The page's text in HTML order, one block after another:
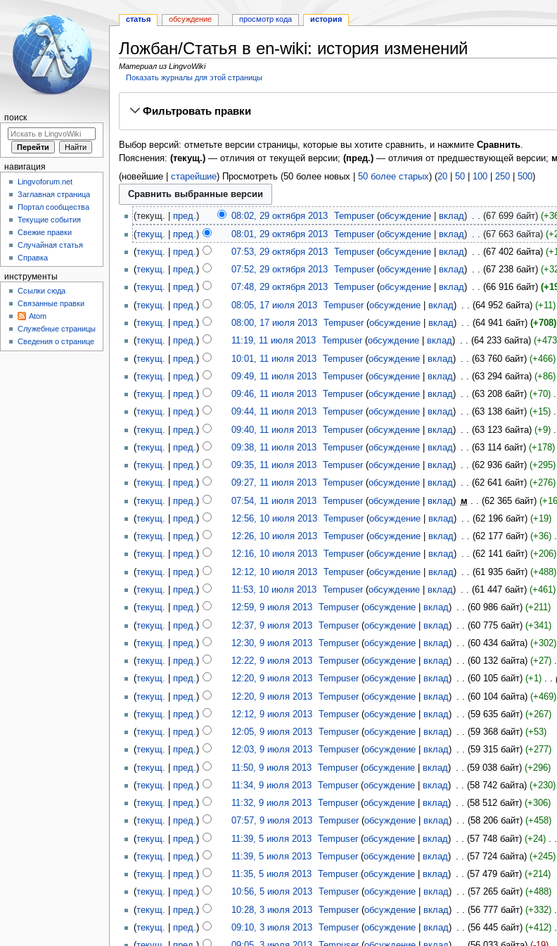
Ложбан/Статья в en-wiki: история изменений
Материал из LingvoWiki
Показать журналы для этой страницы
Фильтровать правки
Выбор версий: отметьте версии страницы, которые вы хотите сравнить, и нажмите Сравнить.
Пояснения: (текущ.)— отличия от текущей версии; (пред.)— отличия от предшествующей версии; м
(новейшие | старейшие) Просмотреть (50 более новых | 50 более старых) (20| 50| 100| 250| 500)
текущ. пред. 08:02, 29 октября 2013‎ Tempuser обсуждение вклад 67 699 байт
текущ.
пред. 08:01, 29 октября 2013‎ Tempuser обсуждение вклад 67 663 байта
текущ.
пред. 07:53, 29 октября 2013‎ Tempuser обсуждение вклад 67 402 байта
текущ.
пред. 07:52, 29 октября 2013‎ Tempuser обсуждение вклад 67 238 байт
текущ.
пред. 07:48, 29 октября 2013‎ Tempuser обсуждение вклад 66 916 байт
текущ.
пред. 08:05, 17 июля 2013‎ Tempuser обсуждение вклад 64 952 байта +11 ‎
текущ.
пред. 08:00, 17 июля 2013‎ Tempuser обсуждение вклад 64 941 байт
+708
текущ.
пред. 11:19, 11 июля 2013‎ Tempuser обсуждение вклад 64 233 байта
+473
текущ.
пред. 10:01, 11 июля 2013‎ Tempuser обсуждение вклад 63 760 байт
+466
текущ.
пред. 09:49, 11 июля 2013‎ Tempuser обсуждение вклад 63 294 байта +86 ‎
текущ.
пред. 09:46, 11 июля 2013‎ Tempuser обсуждение вклад 63 208 байт +70 ‎
текущ.
пред. 09:44, 11 июля 2013‎ Tempuser обсуждение вклад 63 138 байт +15 ‎
текущ.
пред. 09:40, 11 июля 2013‎ Tempuser обсуждение вклад 63 123 байта +9 ‎
текущ.
пред. 09:38, 11 июля 2013‎ Tempuser обсуждение вклад 63 114 байт +178 ‎
текущ.
пред. 09:35, 11 июля 2013‎ Tempuser обсуждение вклад 62 936 байт
+295
текущ.
пред. 09:27, 11 июля 2013‎ Tempuser обсуждение вклад 62 641 байт
+276
текущ.
пред. 07:54, 11 июля 2013‎ Tempuser обсуждение вклад м 62 365 байт
текущ.
пред. 12:56, 10 июля 2013‎ Tempuser обсуждение вклад 62 196 байт
+19
текущ.
пред. 12:26, 10 июля 2013‎ Tempuser обсуждение вклад 62 177 байт +36 ‎
текущ.
пред. 12:16, 10 июля 2013‎ Tempuser обсуждение вклад 62 141 байт +206 ‎
текущ.
пред. 12:12, 10 июля 2013‎ Tempuser обсуждение вклад 61 935 байт
+488
текущ.
пред. 11:53, 10 июля 2013‎ Tempuser обсуждение вклад 61 447 байт
+461
текущ.
пред. 12:59, 9 июля 2013‎ Tempuser обсуждение вклад 60 986 байт
+211
текущ.
пред. 12:37, 9 июля 2013‎ Tempuser обсуждение вклад 60 775 байт
+341
текущ.
пред. 12:30, 9 июля 2013‎ Tempuser обсуждение вклад 60 434 байта
+302
текущ.
пред. 12:22, 9 июля 2013‎ Tempuser обсуждение вклад 60 132 байта +27 ‎
текущ.
пред. 12:20, 9 июля 2013‎ Tempuser обсуждение вклад 60 105 байт +1 ‎
текущ.
пред. 12:20, 9 июля 2013‎ Tempuser обсуждение вклад 60 104 байта
+469
текущ.
пред. 12:12, 9 июля 2013‎ Tempuser обсуждение вклад 59 635 байт
+267
текущ.
пред. 12:05, 9 июля 2013‎ Tempuser обсуждение вклад 59 368 байт
+53
текущ.
пред. 12:03, 9 июля 2013‎ Tempuser обсуждение вклад 59 315 байт
+277
текущ.
пред. 11:50, 9 июля 2013‎ Tempuser обсуждение вклад 59 038 байт
+296
текущ.
пред. 11:34, 9 июля 2013‎ Tempuser обсуждение вклад 58 742 байта +230 ‎
текущ.
пред. 11:32, 9 июля 2013‎ Tempuser обсуждение вклад 58 512 байт
+306
текущ.
пред. 07:57, 9 июля 2013‎ Tempuser обсуждение вклад 58 206 байт
+458
текущ.
пред. 11:39, 5 июля 2013‎ Tempuser обсуждение вклад 57 748 байт +24 ‎
текущ.
пред. 11:39, 5 июля 2013‎ Tempuser обсуждение вклад 57 724 байта +245 ‎
текущ.
пред. 11:35, 5 июля 2013‎ Tempuser обсуждение вклад 57 479 байт
+214
текущ.
пред. 10:56, 5 июля 2013‎ Tempuser обсуждение вклад 57 265 байт
+488
текущ.
пред. 10:28, 3 июля 2013‎ Tempuser обсуждение вклад 56 777 байт +332 ‎
текущ.
пред. 09:10, 3 июля 2013‎ Tempuser обсуждение вклад 56 445 байт +412 ‎
статья обсуждение просмотр кода история
поиск
навигация
Lingvoforum.net
Заглавная страница
Портал сообщества
Текущие события
Свежие правки
Случайная статья
Справка
инструменты
Ссылки сюда
Связанные правки
Atom
Служебные страницы
Сведения о странице